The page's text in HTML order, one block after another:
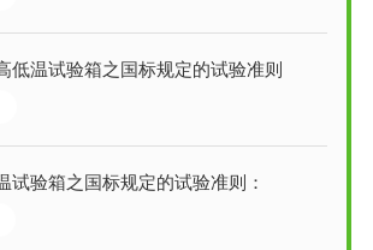
低温试验箱之国标规定的试验准则
试验箱之国标规定的试验准则：